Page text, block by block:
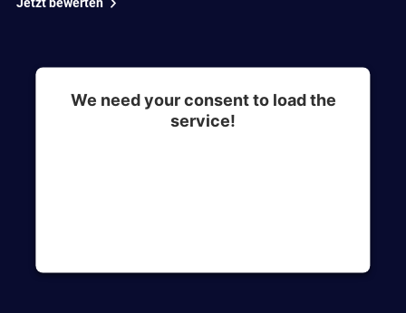
We need your consent to load the
service!